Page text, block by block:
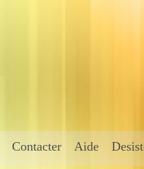
Contacter Aide